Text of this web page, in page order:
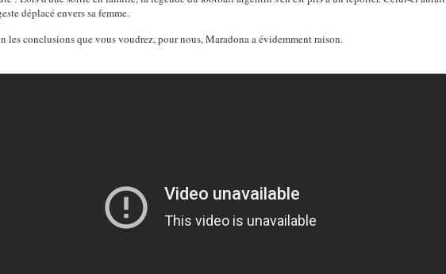
déplacé envers sa femme.
les conclusions que vous voudrez, pour nous, Maradona a évidemment raison.